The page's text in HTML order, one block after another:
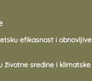
efikasnost i obnovljive
životne sredine i klimatske